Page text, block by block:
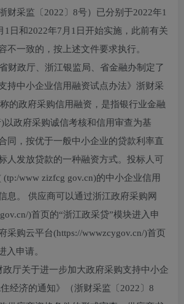
财采监〔2022〕8号）已分别于2022年1
1日和2022年7月1日开始实施，此前有关
不一致的，按上述文件要求执行。
财政厅、浙江银监局、省金融办制定了
持中小企业信用融资试点办法》浙财采
的政府采购信用融资，是指银行业金融
以政府采购诚信考核和信用审查为基
同，按优于一般中小企业的贷款利率直
人发放贷款的一种融资方式。投标人可
www zizfcg gov.cn)的中小企业信用
息。 供应商可以通过浙江政府采购网
)首页的“浙江政采贷”模块进入申
采购云平台(https://wwwzcygov.cn/)首页
入申请。
政厅关于进一步加大政府采购支持中小企
经济的通知》（浙财采监〔2022〕8